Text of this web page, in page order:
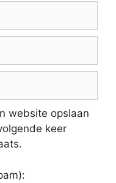
website opslaan
keer